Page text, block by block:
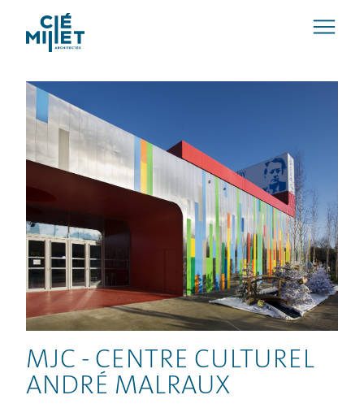
MJC - CENTRE CULTUREL
ANDRÉ MALRAUX